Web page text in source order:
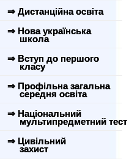
⇒ Дистанційна освіта
⇒ Нова українська
школа
⇒ Вступ до першого
класу
⇒ Профільна загальна
середня освіта
⇒ Національний
мультипредметний тест
⇒ Цивільний
захист